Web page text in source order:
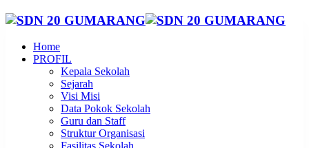
Home
PROFIL
Kepala Sekolah
Sejarah
Visi Misi
Data Pokok Sekolah
Guru dan Staff
Struktur Organisasi